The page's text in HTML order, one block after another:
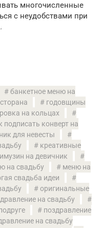
многочисленные
с неудобствами при
банкетное меню на
годовщины
на кольцах
подписать конверт на
для невесты
креативные
на девичник
на свадьбу
меню на
свадьба идеи
оригинальные
на свадьбу
поздравление
на свадьбу